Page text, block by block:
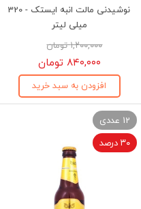
نوشیدنی مالت انبه ایستک - 320
میلی لیتر
۱,۲۰۰,۰۰۰ تومان
۸۴۰,۰۰۰ تومان
افزودن به سبد خرید
12 عددی
۳۰ درصد